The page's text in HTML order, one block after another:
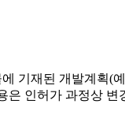
기재된 개발계획(
은 인허가 과정상 변